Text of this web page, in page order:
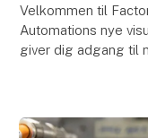
Velkommen til
Automations nye
giver dig adgang til